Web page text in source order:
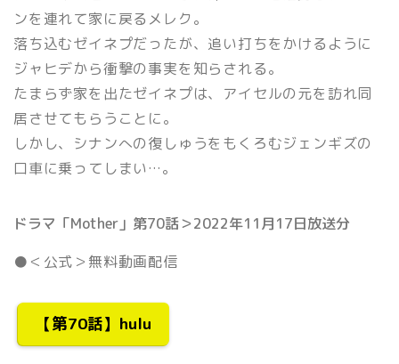
ンを連れて家に戻るメレク。
落ち込むゼイネプだったが、追い打ちをかけるように
ジャヒデから衝撃の事実を知らされる。
たまらず家を出たゼイネプは、アイセルの元を訪れ同
居させてもらうことに。
しかし、シナンへの復しゅうをもくろむジェンギズの
口車に乗ってしまい…。
ドラマ「Mother」第70話＞2022年11月17日放送分
●＜公式＞無料動画配信
【第70話】hulu